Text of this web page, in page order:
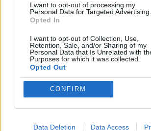
I want to opt-out of processing my
Personal Data for Targeted Advertising.
Opted In
I want to opt-out of Collection, Use,
Retention, Sale, and/or Sharing of my
Personal Data that Is Unrelated with
Purposes for which it was collected.
Opted Out
CONFIRM
Data Deletion Data Access